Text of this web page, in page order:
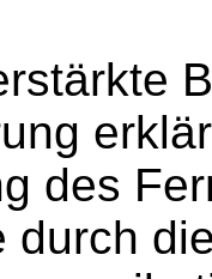
des
durch